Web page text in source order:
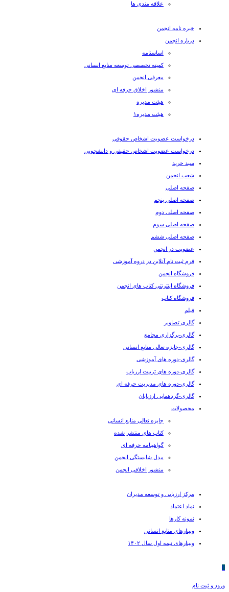
علاقه مندی ها
خبره نامه انجمن
درباره انجمن
اساسنامه
کمیته تخصصی توسعه منابع انسانی
معرفی انجمن
منشور اخلاق حرفه ای
هیئت مدیره
هیئت مدیره۱
درخواست عضویت اشخاص حقوقی
درخواست عضویت اشخاص حقیقی و دانشجویی
سبد خرید
شعب انجمن
صفحه اصلی
صفحه اصلی پنجم
صفحه اصلی دوم
صفحه اصلی سوم
صفحه اصلی ششم
عضویت در انجمن
فرم ثبت نام آنلاین در دروه آموزشی
فروشگاه انجمن
فروشگاه اینترنتی کتاب های انجمن
فروشگاه کتاب
فیلم
گالری تصاویر
گالری-برگزاری مجامع
گالری-جایزه تعالی منابع انسانی
گالری-دوره های آموزشی
گالری-دوره های تربیت ارزیاب
گالری-دوره های مدیریت حرفه ای
گالری-گردهمایی ارزیابان
محصولات
جایزه تعالی منابع انسانی
کتاب های منتشر شده
گواهینامه حرفه ای
مدل شایستگی انجمن
منشور اخلاقی انجمن
مرکز ارزیابی و توسعه مدیران
نماد اعتماد
نمونه کارها
وبینارهای منابع انسانی
وبینارهای نیمه اول سال ۱۴۰۲
0
ورود و ثبت نام